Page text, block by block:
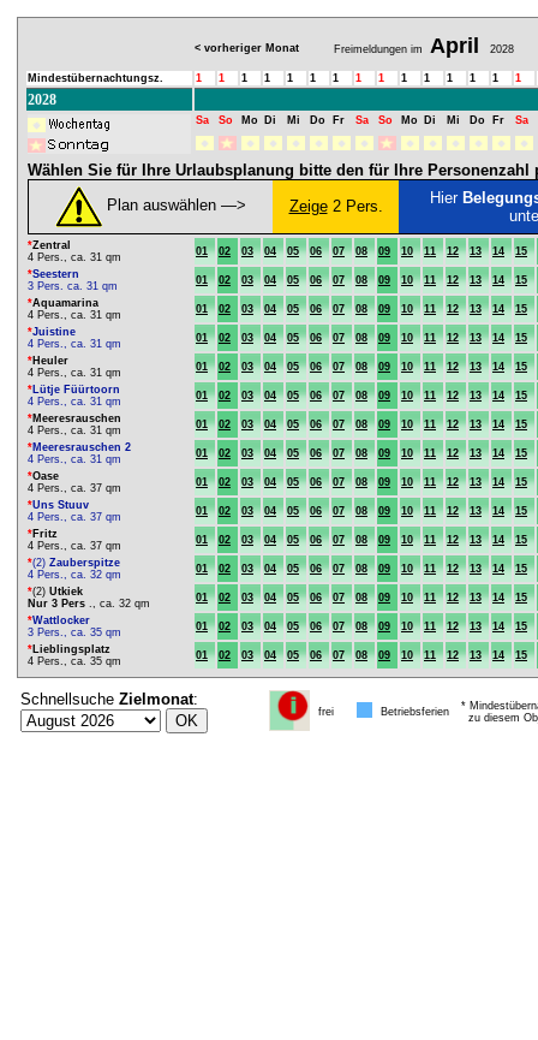
< vorheriger Monat Freimeldungen im April 2028
Mindestübernachtungsz. 1 1 1 1 1 1 1 1 1 1 1 1 1 1 1
2028
Sa So Mo Di Mi Do Fr Sa So Mo Di Mi Do Fr Sa
Wählen Sie für Ihre Urlaubsplanung bitte den für Ihre Personenzahl
Plan auswählen ―>
Zeige2 Pers. Hier
*Zentral
4 Pers., ca. 31 qm
01 02 03 04 05 06 07 08 09 10 11 12 13 14
15
*Seestern
3 Pers. ca. 31 qm
01 02 03 04 05 06 07 08 09 10 11 12 13 14
15
*Aquamarina
4 Pers., ca. 31 qm
01 02 03 04 05 06 07 08 09 10 11 12 13 14
15
*Juistine
4 Pers., ca. 31 qm
01 02 03 04 05 06 07 08 09 10 11 12 13 14
15
* Heuler
4 Pers., ca. 31 qm
01 02 03 04 05 06 07 08 09 10 11 12 13 14
15
* Lütje Füürtoorn
4 Pers., ca. 31 qm
01 02 03 04 05 06 07 08 09 10 11 12 13 14
15
*Meeresrauschen
4 Pers., ca. 31 qm
01 02 03 04 05 06 07 08 09 10 11 12 13 14
15
*Meeresrauschen 2
4 Pers., ca. 31 qm
01 02 03 04 05 06 07 08 09 10 11 12 13 14
15
*Oase
4 Pers., ca. 37 qm
01 02 03 04 05 06 07 08 09 10 11 12 13 14
15
*Uns Stuuv
4 Pers., ca. 37 qm
01 02 03 04 05 06 07 08 09 10 11 12 13 14
15
* Fritz
4 Pers., ca. 37 qm
01 02 03 04 05 06 07 08 09 10 11 12 13 14
15
*(2) Zauberspitze
4 Pers., ca. 32 qm
01 02 03 04 05 06 07 08 09 10 11 12 13 14
15
*(2) Utkiek
Nur 3 Pers ., ca. 32 qm 01 02 03 04 05 06 07 08 09 10 11 12 13 14
15
*Wattlocker
3 Pers., ca. 35 qm
01 02 03 04 05 06 07 08 09 10 11 12 13 14
15
* Lieblingsplatz
4 Pers., ca. 35 qm
01 02 03 04 05 06 07 08 09 10 11 12 13 14 15
Schnellsuche Zielmonat:
frei Betriebsferien
*
zu diesem